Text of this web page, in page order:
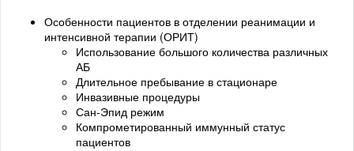
Особенности пациентов в отделении реанимации и
интенсивной терапии (ОРИТ)
Использование большого количества различных
АБ
Длительное пребывание в стационаре
Инвазивные процедуры
Сан-Эпид режим
Компрометированный иммунный статус
пациентов